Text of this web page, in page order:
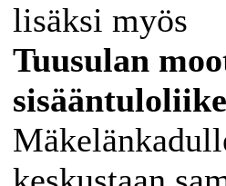
lisäksi myös
Tuusulan